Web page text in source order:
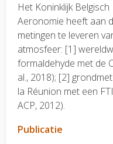
Het Koninklijk
Aeronomie heeft aan
metingen te leveren
atmosfeer: [1]
formaldehyde met de
al., 2018); [2]
la Réunion met een
ACP, 2012).
Publicatie